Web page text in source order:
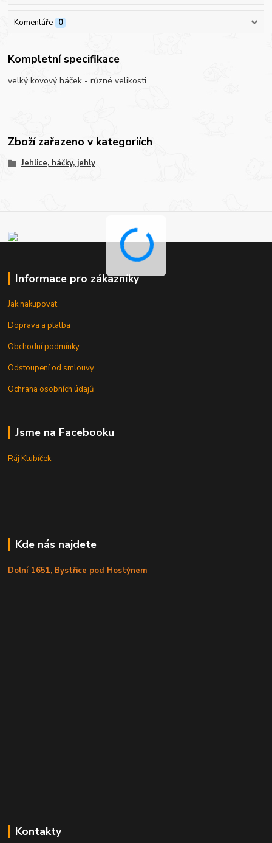
Komentáře 0
Kompletní specifikace
velký kovový háček - různé velikosti
Zboží zařazeno v kategoriích
Jehlice, háčky, jehly
Informace pro zákazníky
Jak nakupovat
Doprava a platba
Obchodní podmínky
Odstoupení od smlouvy
Ochrana osobních údajů
Jsme na Facebooku
Ráj Klubíček
Kde nás najdete
Dolní 1651, Bystřice pod Hostýnem
Kontakty